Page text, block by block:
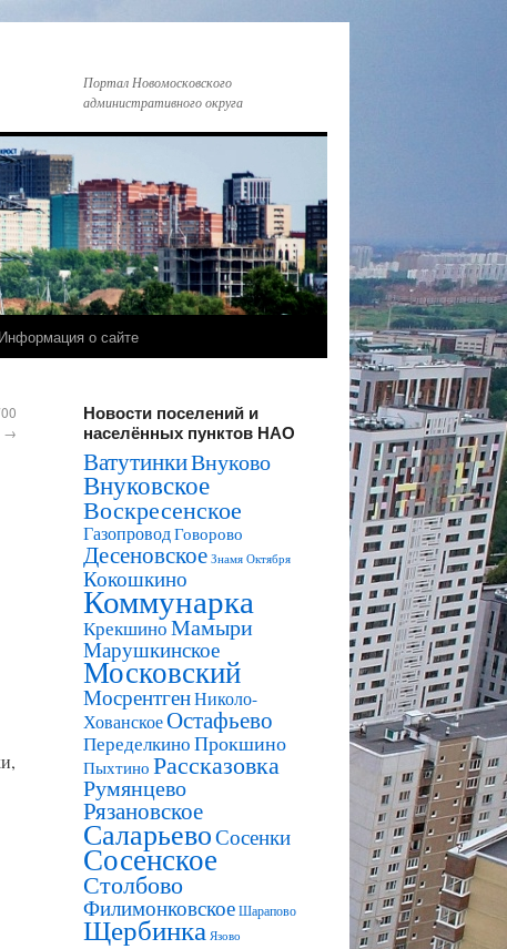
Портал Новомосковского
административного округа
Информация о сайте
→
Новости поселений и
населённых пунктов НАО
ВатутинкиВнуково
Внуковское
Воскресенское
ГазопроводГоворово
Десеновское Знамя Октября
Кокошкино
Коммунарка
КрекшиноМамыри
Марушкинское
Московский
МосрентгенНиколо-
ХованскоеОстафьево
ПеределкиноПрокшино
Пыхтино Рассказовка
Румянцево
Рязановское
СаларьевоСосенки
Сосенское
Столбово
ФилимонковскоеШарапово
Щербинка Язово